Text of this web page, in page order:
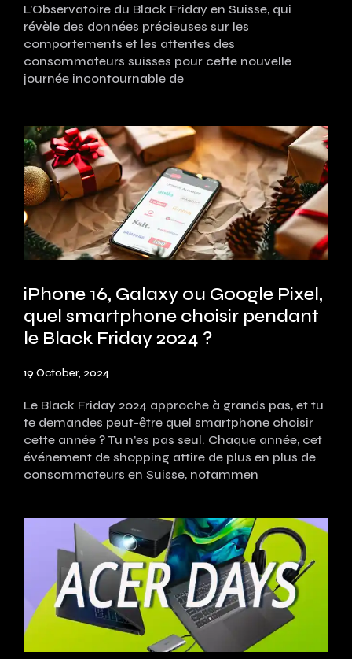
L’Observatoire du Black Friday en Suisse, qui
révèle des données précieuses sur les
comportements et les attentes des
consommateurs suisses pour cette nouvelle
journée incontournable de
iPhone 16, Galaxy ou Google Pixel,
quel smartphone choisir pendant
le Black Friday 2024 ?
19 October, 2024
Le Black Friday 2024 approche à grands pas, et tu
te demandes peut-être quel smartphone choisir
cette année ? Tu n’es pas seul. Chaque année, cet
événement de shopping attire de plus en plus de
consommateurs en Suisse, notammen